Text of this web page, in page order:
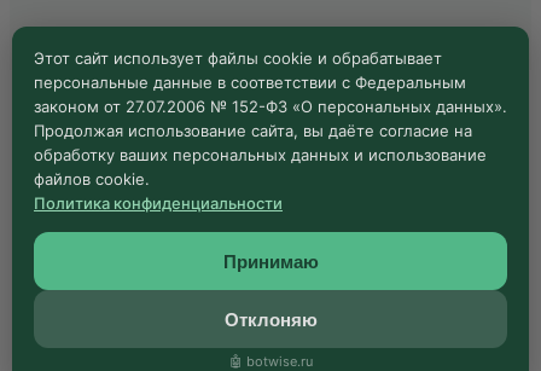
Как заказать липу крупномер
Выбрать подходящие позиции в категории
липы или запросить подбор.
Этот сайт использует файлы cookie и обрабатывает
персональные данные в соответствии с Федеральным
законом от 27.07.2006 № 152-ФЗ «О персональных данных».
Продолжая использование сайта, вы даёте согласие на
обработку ваших персональных данных и использование
файлов cookie.
Политика конфиденциальности
Принимаю
Отклоняю
🤖 botwise.ru